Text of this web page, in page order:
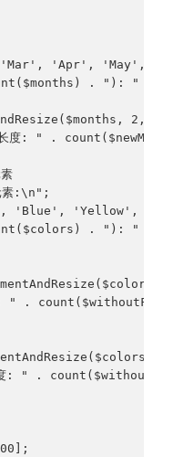
'Mar', 'Apr', 'May',
. "): " .
2,
后 (长度: " .
素:\n";
'Blue', 'Yellow',
. "): " .
(长度: " .
(长度: " .